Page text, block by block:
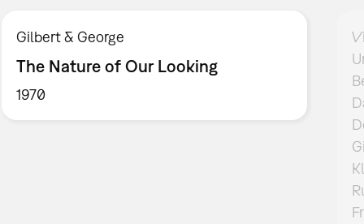
Gilbert & George
The Nature of Our Looking
1970